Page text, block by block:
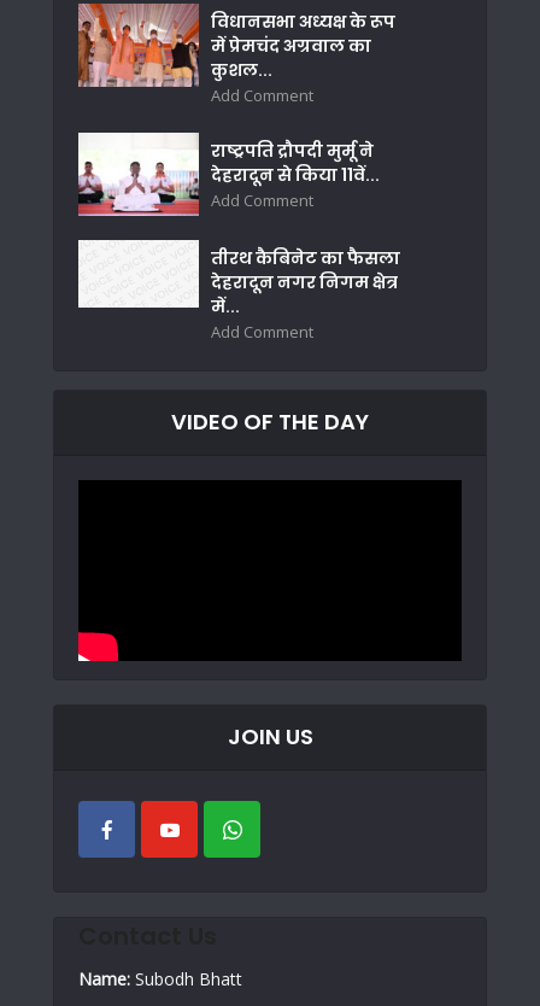
विधानसभा अध्यक्ष के रूप
में प्रेमचंद अग्रवाल का
कुशल...
Add Comment
राष्ट्रपति द्रौपदी मुर्मू ने
देहरादून से किया 11वें...
Add Comment
तीरथ कैबिनेट का फैसला
देहरादून नगर निगम क्षेत्र
में...
Add Comment
VIDEO OF THE DAY
JOIN US
Name: Subodh Bhatt